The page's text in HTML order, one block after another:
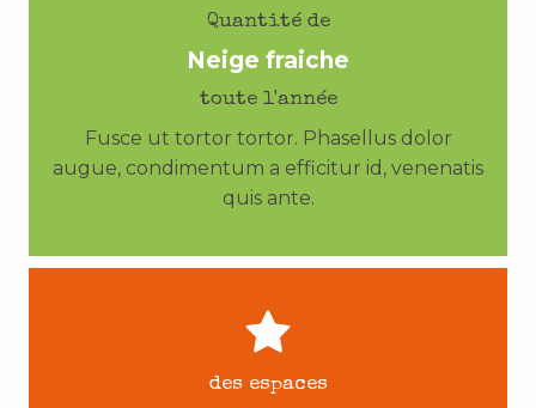
Quantité de
Neige fraiche
toute l'année
Fusce ut tortor tortor. Phasellus dolor
augue, condimentum a efficitur id, venenatis
quis ante.
des espaces